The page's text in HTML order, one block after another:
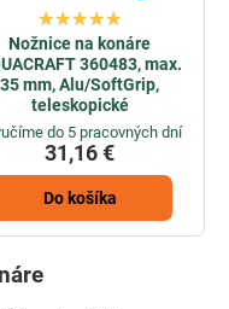
Nožnice na konáre
360483, max.
35 mm, Alu/SoftGrip,
teleskopické
do 5 pracovných dní
31,16 €
Do košíka